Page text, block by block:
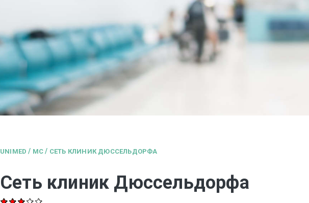
UNIMED / MC / СЕТЬ КЛИНИК ДЮССЕЛЬДОРФА
Сеть клиник Дюссельдорфа